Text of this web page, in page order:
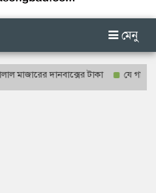
মেনু
দানবাক্সের টাকা যে গানগুলো